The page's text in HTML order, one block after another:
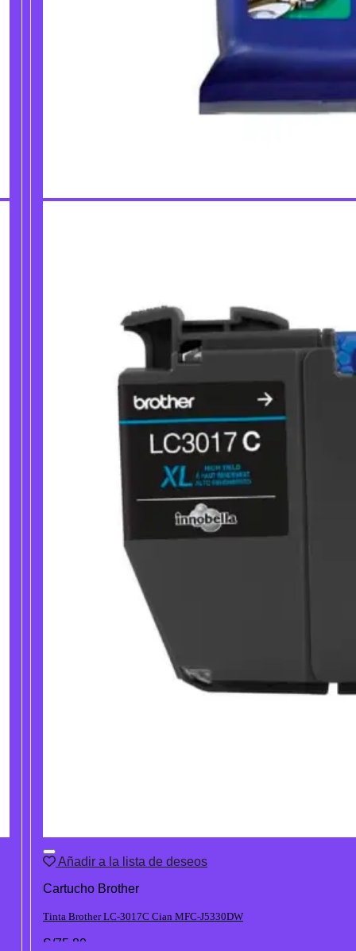
Añadir a la lista de deseos
Cartucho Brother
Tinta Brother LC-3017C Cian MFC-J5330DW
S/75.80